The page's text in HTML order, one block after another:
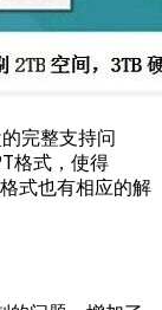
完整支持问
格式，使得
式也有相应的解